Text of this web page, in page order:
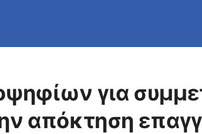
για
απόκτηση